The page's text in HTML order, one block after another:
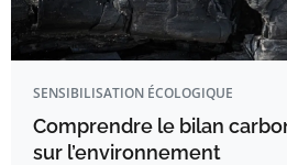
SENSIBILISATION ÉCOLOGIQUE
Comprendre le bilan
sur l’environnement